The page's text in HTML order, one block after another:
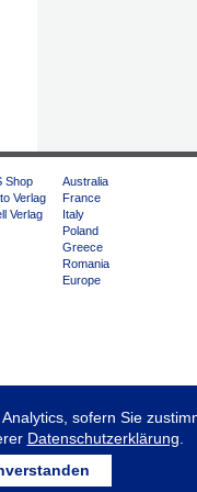
Shop
Verlag
Verlag
Australia
France
Italy
Poland
Greece
Romania
Europe
sofern Sie
Datenschutzerklärung